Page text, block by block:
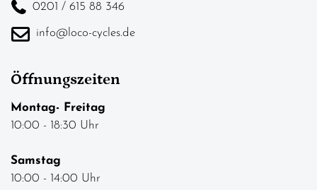
0201 / 615 88 346
info@loco-cycles.de
Öffnungszeiten
Montag- Freitag
10:00 - 18:30 Uhr
Samstag
10:00 - 14:00 Uhr